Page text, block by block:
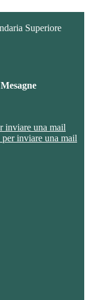
Superiore
inviare una mail
inviare una mail